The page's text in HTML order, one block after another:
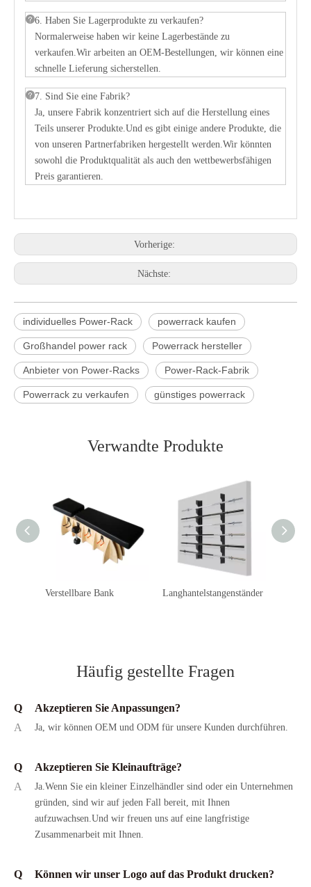
6. Haben Sie Lagerprodukte zu verkaufen?
Normalerweise haben wir keine Lagerbestände zu
verkaufen.Wir arbeiten an OEM-Bestellungen, wir können eine
schnelle Lieferung sicherstellen.
7. Sind Sie eine Fabrik?
Ja, unsere Fabrik konzentriert sich auf die Herstellung eines
Teils unserer Produkte.Und es gibt einige andere Produkte, die
von unseren Partnerfabriken hergestellt werden.Wir könnten
sowohl die Produktqualität als auch den wettbewerbsfähigen
Preis garantieren.
Vorherige:
Nächste:
individuelles Power-Rack powerrack kaufen
Großhandel power rack Powerrack hersteller
Anbieter von Power-Racks Power-Rack-Fabrik
Powerrack zu verkaufen günstiges powerrack
Verwandte Produkte
Verstellbare Bank Langhantelstangenständer
Häufig gestellte Fragen
Q
Akzeptieren Sie Anpassungen?
A
Ja, wir können OEM und ODM für unsere Kunden durchführen.
Q
Akzeptieren Sie Kleinaufträge?
A
Ja.Wenn Sie ein kleiner Einzelhändler sind oder ein Unternehmen
gründen, sind wir auf jeden Fall bereit, mit Ihnen
aufzuwachsen.Und wir freuen uns auf eine langfristige
Zusammenarbeit mit Ihnen.
Q
Können wir unser Logo auf das Produkt drucken?